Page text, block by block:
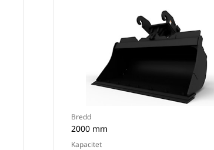
Bredd
2000 mm
Kapacitet